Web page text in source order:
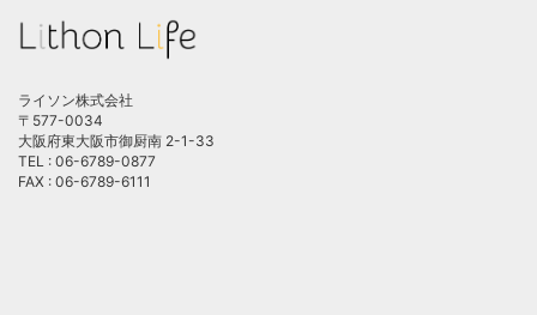
ライソン株式会社
〒577-0034
大阪府東大阪市御厨南 2-1-33
TEL : 06-6789-0877
FAX : 06-6789-6111